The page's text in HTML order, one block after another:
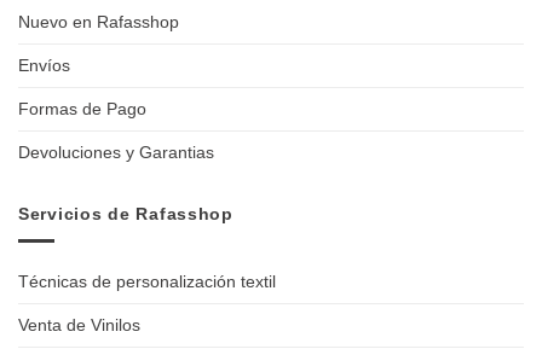
Nuevo en Rafasshop
Envíos
Formas de Pago
Devoluciones y Garantias
Servicios de Rafasshop
Técnicas de personalización textil
Venta de Vinilos